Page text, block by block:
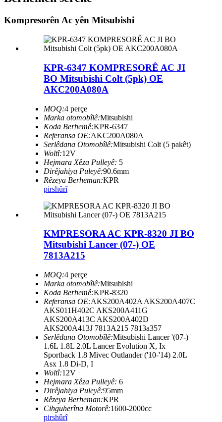
Kompresorên Ac yên Mitsubishi
KPR-6347 KOMPRESORÊ AC JI
BO Mitsubishi Colt (5pk) OE
AKC200A080A
MOQ:4 perçe
Marka otomobîlê:Mitsubishi
Koda Berhemê:KPR-6347
Referansa OE:AKC200A080A
Serlêdana Otomobîlê:Mitsubishi Colt (5 pakêt)
Woltî:12V
Hejmara Xêza Pulleyê: 5
Dirêjahiya Puleyê:90.6mm
Rêzeya Berheman:KPR
pirshûrî
KMPRESORA AC KPR-8320 JI BO
Mitsubishi Lancer (07-) OE
7813A215
MOQ:4 perçe
Marka otomobîlê:Mitsubishi
Koda Berhemê:KPR-8320
Referansa OE:AKS200A402A AKS200A407C
AKS011H402C AKS200A411G
AKS200A413C AKS200A402D
AKS200A413J 7813A215 7813a357
Serlêdana Otomobîlê:Mitsubishi Lancer '(07-)
1.6L 1.8L 2.0L Lancer Evolution X, Ix
Sportback 1.8 Mivec Outlander ('10-'14) 2.0L
Asx 1.8 Di-D, I
Woltî:12V
Hejmara Xêza Pulleyê: 6
Dirêjahiya Puleyê:95mm
Rêzeya Berheman:KPR
Cihguherîna Motorê:1600-2000cc
pirshûrî